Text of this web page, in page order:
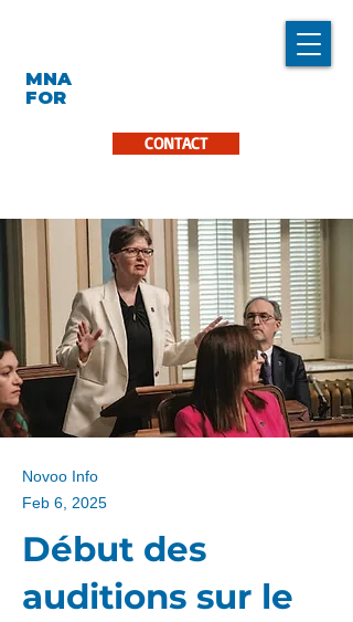
CONTACT
MNA
FOR
Novoo Info
Feb 6, 2025
Début des
auditions sur le